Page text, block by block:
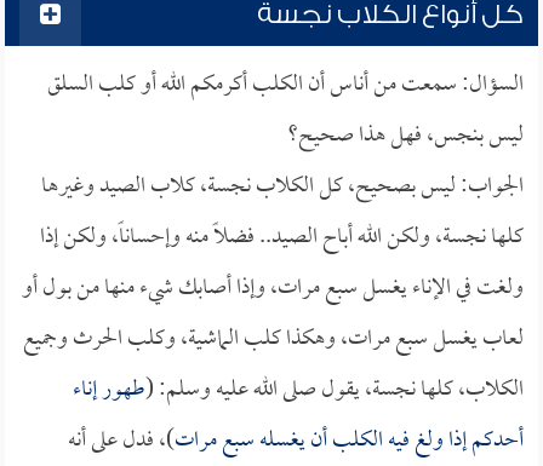
كل أنواع الكلاب نجسة
السؤال: سمعت من أناس أن الكلب أكرمكم الله أو كلب السلق
ليس بنجس، فهل هذا صحيح؟
الجواب: ليس بصحيح، كل الكلاب نجسة، كلاب الصيد وغيرها
كلها نجسة، ولكن الله أباح الصيد.. فضلاً منه وإحساناً، ولكن إذا
ولغت في الإناء يغسل سبع مرات، وإذا أصابك شيء منها من بول أو
لعاب يغسل سبع مرات، وهكذا كلب الماشية، وكلب الحرث وجميع
الكلاب، كلها نجسة، يقول صلى الله عليه وسلم: (طهور إناء
أحدكم إذا ولغ فيه الكلب أن يغسله سبع مرات)، فدل على أنه